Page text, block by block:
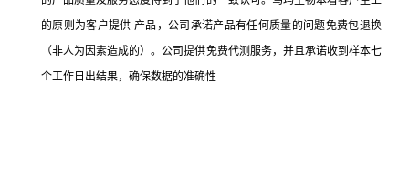
的原则为客户提供 产品，公司承诺产品有任何质量的问题免费包退换
（非人为因素造成的）。公司提供免费代测服务，并且承诺收到样本七
个工作日出结果，确保数据的准确性